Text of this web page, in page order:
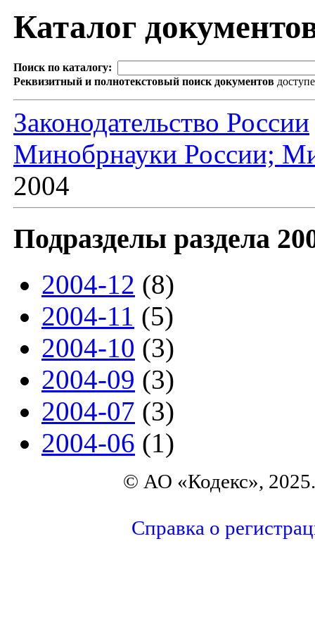
Каталог
Поиск по каталогу:
Реквизитный и полнотекстовый поиск документов
Законодательство России
Минобрнауки России;
2004
Подразделы раздела
2004-12 (8)
2004-11 (5)
2004-10 (3)
2004-09 (3)
2004-07 (3)
2004-06 (1)
© АО «Кодекс»,
Справка о